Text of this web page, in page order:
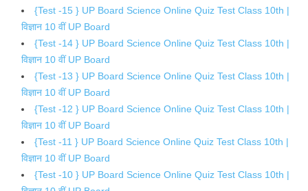
{Test -15 } UP Board Science Online Quiz Test Class 10th |
विज्ञान 10 वीं UP Board
{Test -14 } UP Board Science Online Quiz Test Class 10th |
विज्ञान 10 वीं UP Board
{Test -13 } UP Board Science Online Quiz Test Class 10th |
विज्ञान 10 वीं UP Board
{Test -12 } UP Board Science Online Quiz Test Class 10th |
विज्ञान 10 वीं UP Board
{Test -11 } UP Board Science Online Quiz Test Class 10th |
विज्ञान 10 वीं UP Board
{Test -10 } UP Board Science Online Quiz Test Class 10th |